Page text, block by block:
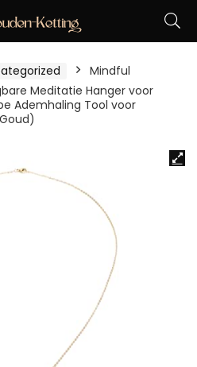
Mindful
Meditatie Hanger voor
Ademhaling Tool voor